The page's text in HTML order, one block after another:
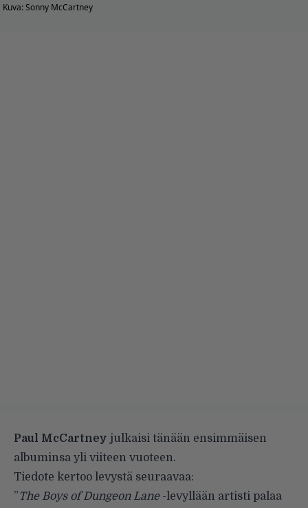
Kuva: Sonny McCartney
Paul McCartney julkaisi tänään ensimmäisen
albuminsa yli viiteen vuoteen.
Tiedote kertoo levystä seuraavaa:
”The Boys of Dungeon Lane -levyllään artisti palaa